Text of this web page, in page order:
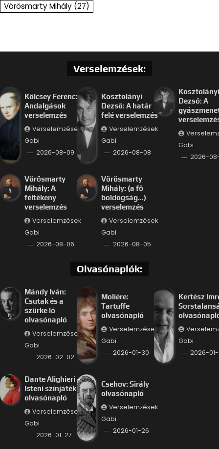
Vörösmarty Mihály (27)
Verselemzések:
Kölcsey Ferenc:
Andalgások
verselemzés
Verselemzések
Gabi
2026-08-09
Kosztolányi
Dezső: A határ
felé verselemzés
Verselemzések
Gabi
2026-08-08
Kosztolányi
Dezső: A
Gabi
2026-
Vörösmarty
Mihály: A
féltékeny
verselemzés
Verselemzések
Gabi
2026-08-06
Vörösmarty
Mihály: (a fő
boldogság…)
verselemzés
Verselemzések
Gabi
2026-08-05
Olvasónaplók:
Mándy Iván:
Csutak és a
szürke ló
olvasónapló
Verselemzések
Gabi
2026-02-02
Moliére:
Tartuffe
olvasónapló
Verselemzések
Gabi
2026-01-30
Kertész
Gabi
2026-
Dante Alighieri –
Isteni színjáték
olvasónapló
Verselemzések
Gabi
2026-01-27
Csehov: Sirály
olvasónapló
Verselemzések
Gabi
2026-01-26